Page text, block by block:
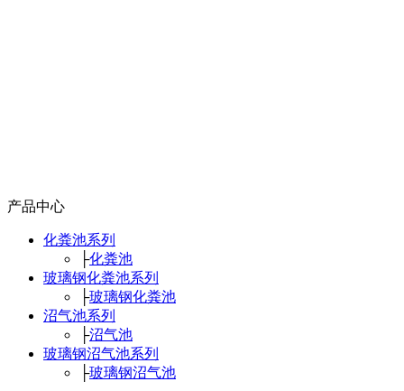
产品中心
化粪池系列
├化粪池
玻璃钢化粪池系列
├玻璃钢化粪池
沼气池系列
├沼气池
玻璃钢沼气池系列
├玻璃钢沼气池